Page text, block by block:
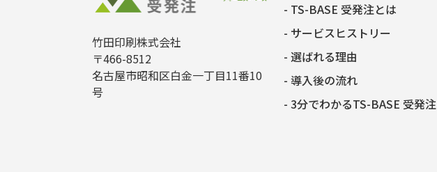
竹田印刷株式会社
〒466-8512
名古屋市昭和区白金一丁目11番10
号
TS-BASE 受発注とは
サービスヒストリー
選ばれる理由
導入後の流れ
3分でわかるTS-BASE 受発注